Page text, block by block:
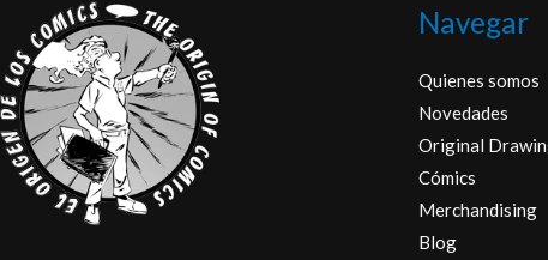
Navegar
Quienes somos
Novedades
Original
Cómics
Merchandising
Blog